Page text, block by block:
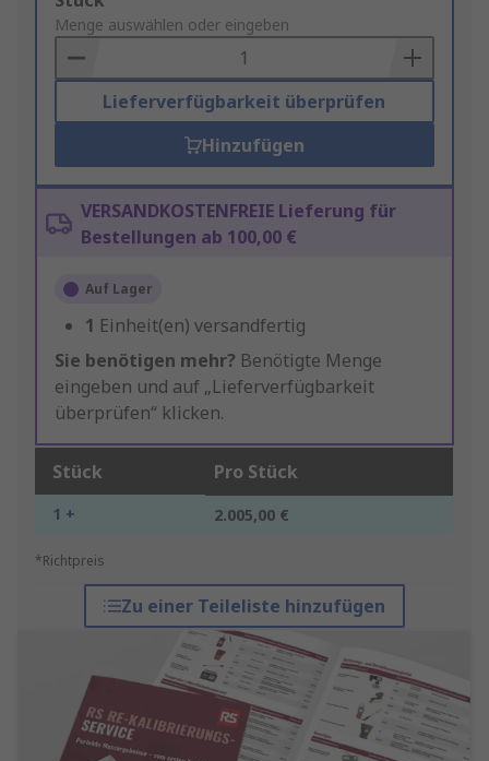
to
Basket
Menge auswählen oder eingeben
Lieferverfügbarkeit überprüfen
Hinzufügen
VERSANDKOSTENFREIE Lieferung für
Bestellungen ab 100,00 €
Auf Lager
1 Einheit(en) versandfertig
Sie benötigen mehr? Benötigte Menge
eingeben und auf „Lieferverfügbarkeit
überprüfen“ klicken.
Stück Pro Stück
1 + 2.005,00 €
*Richtpreis
Zu einer Teileliste hinzufügen